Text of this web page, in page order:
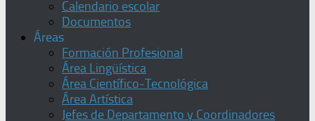
Calendario escolar
Documentos
Áreas
Formación Profesional
Área Lingüística
Área Científico-Tecnológica
Área Artística
Jefes de Departamento y Coordinadores